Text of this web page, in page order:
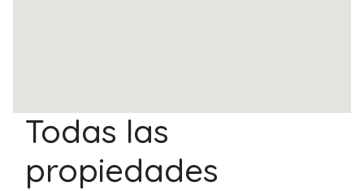
Todas las
propiedades